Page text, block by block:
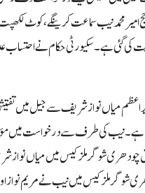
محمد نیب سماعت کرینگے، کوٹ
ہے۔ سکیورٹی حکام نے احتساب
میاں نواز شریف سے جیل میں
کی طرف سے درخواست میں
شوگر ملز کیس میں میاں
کیس میں نیب نے مریم نواز